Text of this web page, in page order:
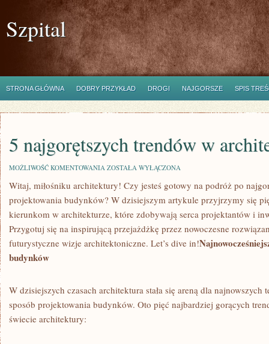
Szpital
STRONA GŁÓWNA DOBRY PRZYKŁAD DROGI NAJGORSZE SPIS
5 najgorętszych trendów w
MOŻLIWOŚĆ KOMENTOWANIA 5
TRENDÓW
ARCHITEKTURZE
ZOSTAŁA WYŁĄCZONA
Witaj,⁤ miłośniku architektury! Czy jesteś gotowy na podróż po
projektowania budynków? W dzisiejszym artykule przyjrzymy się
kierunkom ​w architekturze, które zdobywają serca projektantów i
Przygotuj się na⁤ inspirującą przejażdżkę przez nowoczesne
futurystyczne⁣ wizje architektoniczne. Let’s dive in!
budynków
W dzisiejszych czasach architektura stała ⁢się‌ areną dla
sposób projektowania budynków. Oto ⁤pięć najbardziej gorących
świecie architektury: